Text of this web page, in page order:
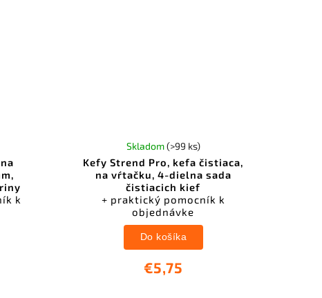
k
Kefy Strend Pro, kefa čistiaca,
na vŕtačku, 4-dielna sada
čistiacich kief
+ praktický pomocník k
objednávke
Skladom(>99 ks)
€5,75
Do košíka